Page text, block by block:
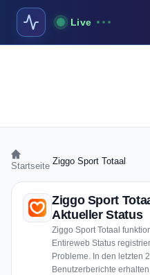
Live
Startseite Ziggo Sport Totaal
Ziggo Sport
Aktueller Status
Ziggo Sport Totaal
Entireweb Status
Probleme. In den letzten
Benutzerberichte